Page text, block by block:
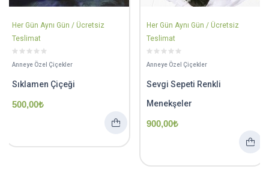
Her Gün Aynı Gün / Ücretsiz
Teslimat
Anneye Özel Çiçekler
Sıklamen Çiçeği
500,00₺
Her Gün Aynı Gün / Ücretsiz
Teslimat
Anneye Özel Çiçekler
Sevgi Sepeti Renkli
Menekşeler
900,00₺